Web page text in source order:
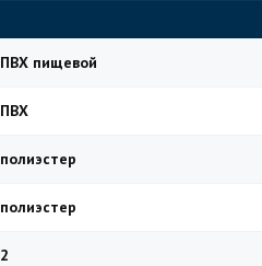
ПВХ пищевой
ПВХ
полиэстер
полиэстер
2